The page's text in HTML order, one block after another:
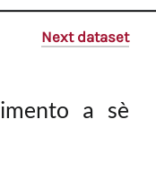
Next dataset
a sè